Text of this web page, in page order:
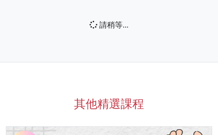
請稍等...
其他精選課程